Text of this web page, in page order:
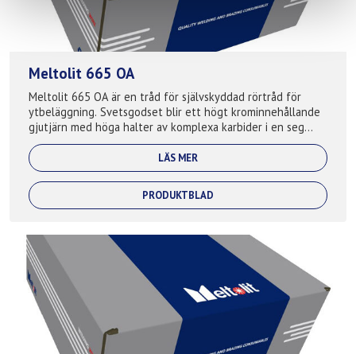
Meltolit 665 OA
Meltolit 665 OA är en tråd för självskyddad rörtråd för
ytbeläggning. Svetsgodset blir ett högt krominnehållande
gjutjärn med höga halter av komplexa karbider i en seg
austenitisk matris. Används f...
LÄS MER
PRODUKTBLAD